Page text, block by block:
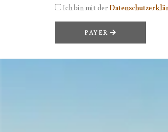
Ich bin mit der
PAYER